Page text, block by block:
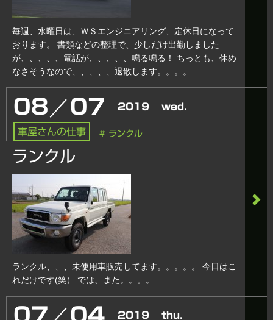
毎週、水曜日は、ＷＳエンジニアリング、定休日になって
おります。 書類などの整理で、少しだけ出勤しました
が、、、、、電話が、、、、、鳴る鳴る！ ちっとも、休め
なさそうなので、、、、、退散します。。。。 ...
08 ／07 2019 wed.
車屋さんの仕事 # ランクル
ランクル
ランクル、、、未使用車販売してます。。。。。 今日はこ
れだけです(笑） では、また。。。。
07 ／04 2019 thu.